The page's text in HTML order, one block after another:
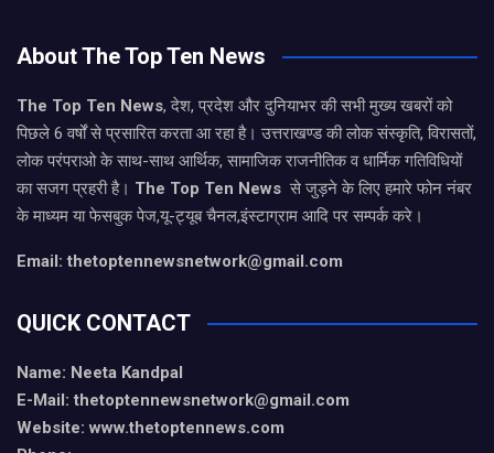
About The Top Ten News
The Top Ten News, देश, प्रदेश और दुनियाभर की सभी मुख्य खबरों को
पिछले 6 वर्षों से प्रसारित करता आ रहा है। उत्तराखण्ड की लोक संस्कृति, विरासतों,
लोक परंपराओ के साथ-साथ आर्थिक, सामाजिक राजनीतिक व धार्मिक गतिविधियों
का सजग प्रहरी है। The Top Ten News से जुड़ने के लिए हमारे फोन नंबर
के माध्यम या फेसबुक पेज,यू-ट्यूब चैनल,इंस्टाग्राम आदि पर सम्पर्क करे।
Email: thetoptennewsnetwork@gmail.com
QUICK CONTACT
Name: Neeta Kandpal
E-Mail: thetoptennewsnetwork@gmail.com
Website: www.thetoptennews.com